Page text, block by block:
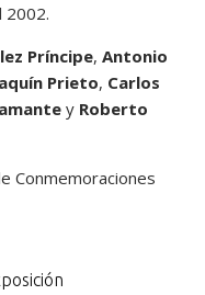
2002.
Príncipe, Antonio
Prieto, Carlos
y Roberto
Conmemoraciones